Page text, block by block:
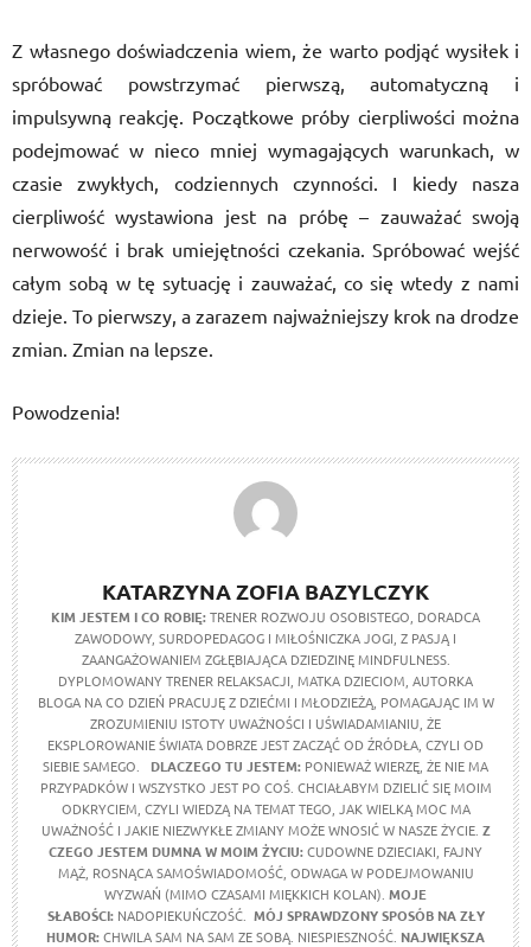
Z własnego doświadczenia wiem, że warto podjąć wysiłek i
spróbować powstrzymać pierwszą, automatyczną i
impulsywną reakcję. Początkowe próby cierpliwości można
podejmować w nieco mniej wymagających warunkach, w
czasie zwykłych, codziennych czynności. I kiedy nasza
cierpliwość wystawiona jest na próbę – zauważać swoją
nerwowość i brak umiejętności czekania. Spróbować wejść
całym sobą w tę sytuację i zauważać, co się wtedy z nami
dzieje. To pierwszy, a zarazem najważniejszy krok na drodze
zmian. Zmian na lepsze.
Powodzenia!
KATARZYNA ZOFIA BAZYLCZYK
KIM JESTEM I CO ROBIĘ:TRENER ROZWOJU OSOBISTEGO, DORADCA
ZAWODOWY, SURDOPEDAGOG I MIŁOŚNICZKA JOGI, Z PASJĄ I
ZAANGAŻOWANIEM ZGŁĘBIAJĄCA DZIEDZINĘ MINDFULNESS.
DYPLOMOWANY TRENER RELAKSACJI, MATKA DZIECIOM, AUTORKA
BLOGA NA CO DZIEŃ PRACUJĘ Z DZIEĆMI I MŁODZIEŻĄ, POMAGAJĄC IM W
ZROZUMIENIU ISTOTY UWAŻNOŚCI I UŚWIADAMIANIU, ŻE
EKSPLOROWANIE ŚWIATA DOBRZE JEST ZACZĄĆ OD ŹRÓDŁA, CZYLI OD
SIEBIE SAMEGO. DLACZEGO TU JESTEM: PONIEWAŻ WIERZĘ, ŻE NIE MA
PRZYPADKÓW I WSZYSTKO JEST PO COŚ. CHCIAŁABYM DZIELIĆ SIĘ MOIM
ODKRYCIEM, CZYLI WIEDZĄ NA TEMAT TEGO, JAK WIELKĄ MOC MA
UWAŻNOŚĆ I JAKIE NIEZWYKŁE ZMIANY MOŻE WNOSIĆ W NASZE ŻYCIE. Z
CZEGO JESTEM DUMNA W MOIM ŻYCIU:CUDOWNE DZIECIAKI, FAJNY
MĄŻ, ROSNĄCA SAMOŚWIADOMOŚĆ, ODWAGA W PODEJMOWANIU
WYZWAŃ (MIMO CZASAMI MIĘKKICH KOLAN). MOJE
SŁABOŚCI: NADOPIEKUŃCZOŚĆ. MÓJ SPRAWDZONY SPOSÓB NA ZŁY
HUMOR:CHWILA SAM NA SAM ZE SOBĄ. NIESPIESZNOŚĆ. NAJWIĘKSZA